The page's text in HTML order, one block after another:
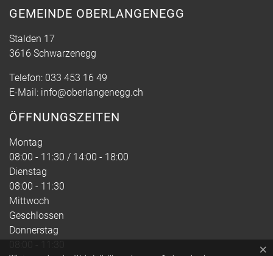
GEMEINDE OBERLANGENEGG
Stalden 17
3616 Schwarzenegg
Telefon: 033 453 16 49
E-Mail: info@oberlangenegg.ch
ÖFFNUNGSZEITEN
Montag
08:00 - 11:30 / 14:00 - 18:00
Dienstag
08:00 - 11:30
Mittwoch
Geschlossen
Donnerstag
×